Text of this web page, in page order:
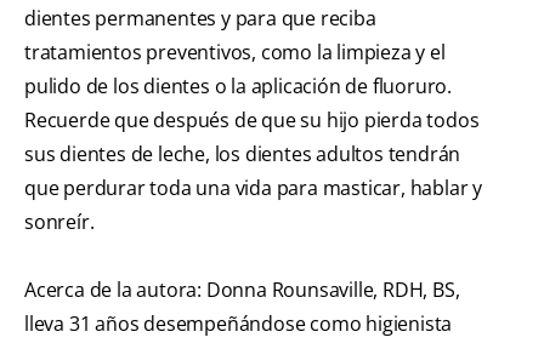
dientes permanentes y para que reciba
tratamientos preventivos, como la limpieza y el
pulido de los dientes o la aplicación de fluoruro.
Recuerde que después de que su hijo pierda todos
sus dientes de leche, los dientes adultos tendrán
que perdurar toda una vida para masticar, hablar y
sonreír.
Acerca de la autora: Donna Rounsaville, RDH, BS,
lleva 31 años desempeñándose como higienista